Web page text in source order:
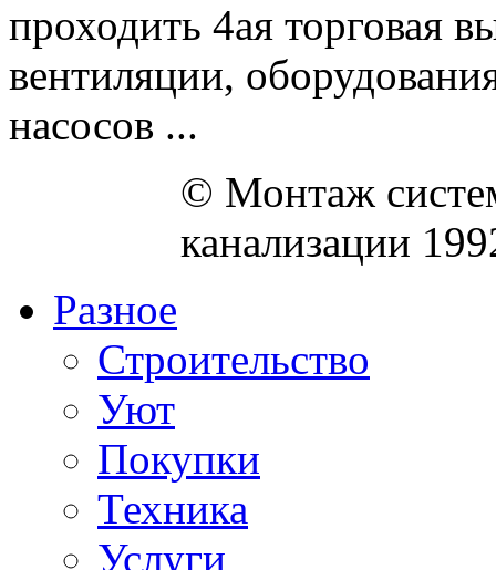
проходить 4ая торговая
вентиляции,
насосов ...
© Монтаж
канализации
Разное
Строительство
Уют
Покупки
Техника
Услуги